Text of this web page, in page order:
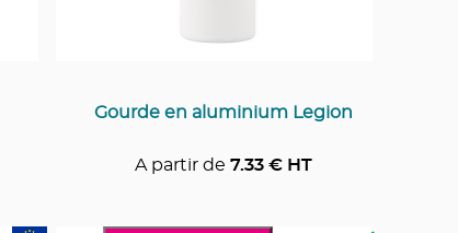
Gourde en aluminium Legion
A partir de 7.33€ HT